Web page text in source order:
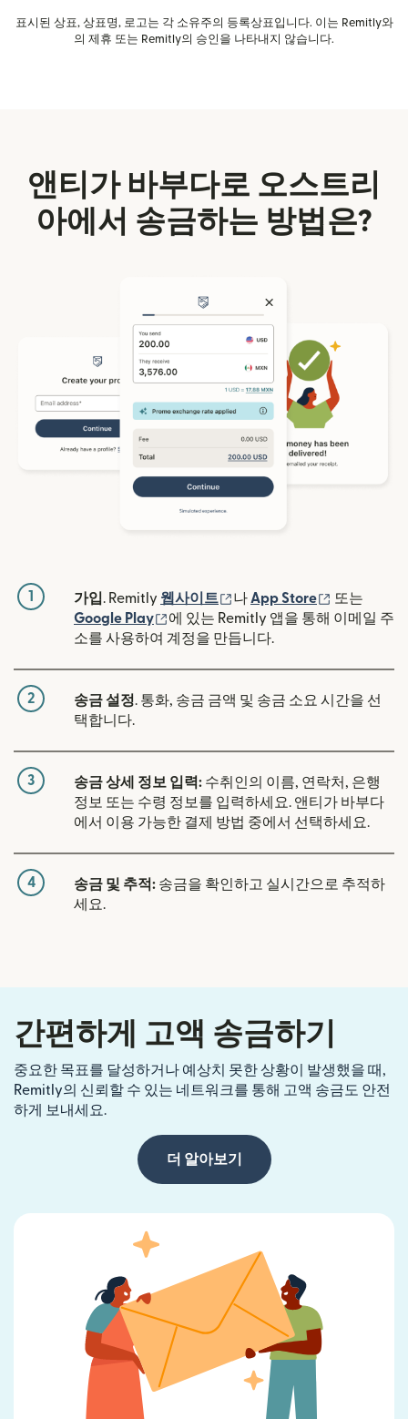
표시된 상표, 상표명, 로고는 각 소유주의 등록상표입니다. 이는 Remitly와
의 제휴 또는 Remitly의 승인을 나타내지 않습니다.
앤티가 바부다로 오스트리
아에서 송금하는 방법은?
1 가입. Remitly 웹사이트 (새 창에서 열림)
나App Store (새 창에서
또는
Google Play
(새 창에서 열림)
에 있는 Remitly 앱을 통해 이메일 주
소를 사용하여 계정을 만듭니다.
2 송금 설정. 통화, 송금 금액 및 송금 소요 시간을 선
택합니다.
3 송금 상세 정보 입력: 수취인의 이름, 연락처, 은행
정보 또는 수령 정보를 입력하세요. 앤티가 바부다
에서 이용 가능한 결제 방법 중에서 선택하세요.
4 송금 및 추적: 송금을 확인하고 실시간으로 추적하
세요.
간편하게 고액 송금하기
중요한 목표를 달성하거나 예상치 못한 상황이 발생했을 때,
Remitly의 신뢰할 수 있는 네트워크를 통해 고액 송금도 안전
하게 보내세요.
더 알아보기